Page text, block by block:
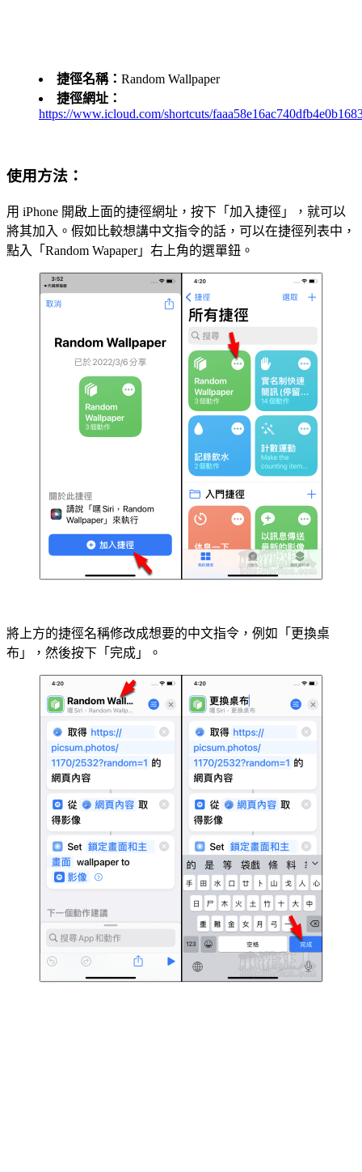
捷徑名稱： Random Wallpaper
捷徑網址：
https://www.icloud.com/shortcuts/
使用方法：
用 iPhone 開啟上面的捷徑網址，按下「加入捷徑」，就可以
將其加入。假如比較想講中文指令的話，可以在捷徑列表中，
點入「Random Wapaper」右上角的選單鈕。
將上方的捷徑名稱修改成想要的中文指令，例如「更換桌
布」，然後按下「完成」。